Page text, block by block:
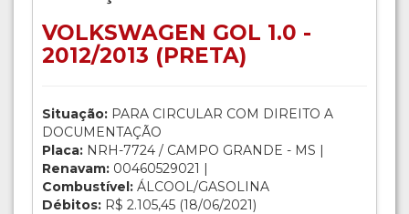
VOLKSWAGEN GOL 1.0 -
2012/2013 (PRETA)
Situação: PARA CIRCULAR COM DIREITO A
DOCUMENTAÇÃO
Placa: NRH-7724 / CAMPO GRANDE - MS |
Renavam: 00460529021 |
Combustível: ÁLCOOL/GASOLINA
Débitos: R$ 2.105,45 (18/06/2021)